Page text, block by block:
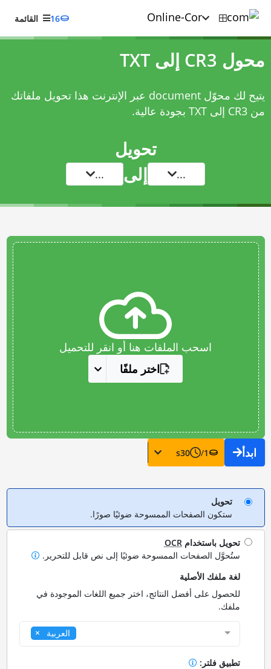
16 القائمة
محول CR3 إلى TXT
يتيح لك محوّل document عبر الإنترنت هذا تحويل ملفاتك
من CR3 إلى TXT بجودة عالية.
تحويل
... إلى ...
اسحب الملفات هنا أو انقر للتحميل
اختر ملفًا
ابدأ 1
/
30
s
تحويل
ستكون الصفحات الممسوحة ضوئيًا صورًا.
تحويل باستخدام OCR
ستُحوَّل الصفحات الممسوحة ضوئيًا إلى نص قابل للتحرير.
لغة ملفك الأصلية
للحصول على أفضل النتائج، اختر جميع اللغات الموجودة في
ملفك.
العربية
تطبيق فلتر: